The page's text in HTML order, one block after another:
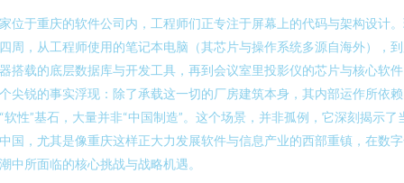
位于重庆的软件公司内，工程师们正专注于屏幕上的代码与架构设计
周，从工程师使用的笔记本电脑（其芯片与操作系统多源自海外），
搭载的底层数据库与开发工具，再到会议室里投影仪的芯片与核心软
尖锐的事实浮现：除了承载这一切的厂房建筑本身，其内部运作所依赖
软性”基石，大量并非“中国制造”。这个场景，并非孤例，它深刻揭示了
国，尤其是像重庆这样正大力发展软件与信息产业的西部重镇，在数
中所面临的核心挑战与战略机遇。